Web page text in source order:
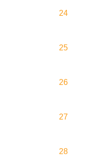
24
25
26
27
28